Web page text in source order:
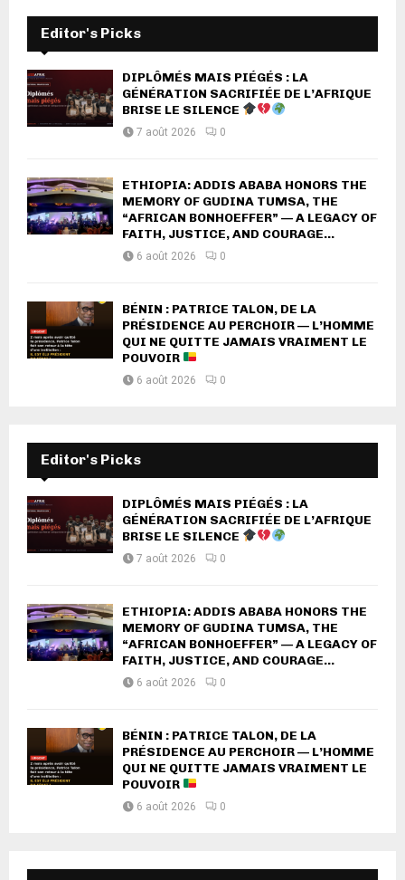
Editor's Picks
DIPLÔMÉS MAIS PIÉGÉS : LA
GÉNÉRATION SACRIFIÉE DE L’AFRIQUE
BRISE LE SILENCE
7 août 2026 0
ETHIOPIA: ADDIS ABABA HONORS THE
MEMORY OF GUDINA TUMSA, THE
“AFRICAN BONHOEFFER” — A LEGACY OF
FAITH, JUSTICE, AND COURAGE...
6 août 2026 0
BÉNIN : PATRICE TALON, DE LA
PRÉSIDENCE AU PERCHOIR — L’HOMME
QUI NE QUITTE JAMAIS VRAIMENT LE
POUVOIR
6 août 2026 0
Editor's Picks
DIPLÔMÉS MAIS PIÉGÉS : LA
GÉNÉRATION SACRIFIÉE DE L’AFRIQUE
BRISE LE SILENCE
7 août 2026 0
ETHIOPIA: ADDIS ABABA HONORS THE
MEMORY OF GUDINA TUMSA, THE
“AFRICAN BONHOEFFER” — A LEGACY OF
FAITH, JUSTICE, AND COURAGE...
6 août 2026 0
BÉNIN : PATRICE TALON, DE LA
PRÉSIDENCE AU PERCHOIR — L’HOMME
QUI NE QUITTE JAMAIS VRAIMENT LE
POUVOIR
6 août 2026 0